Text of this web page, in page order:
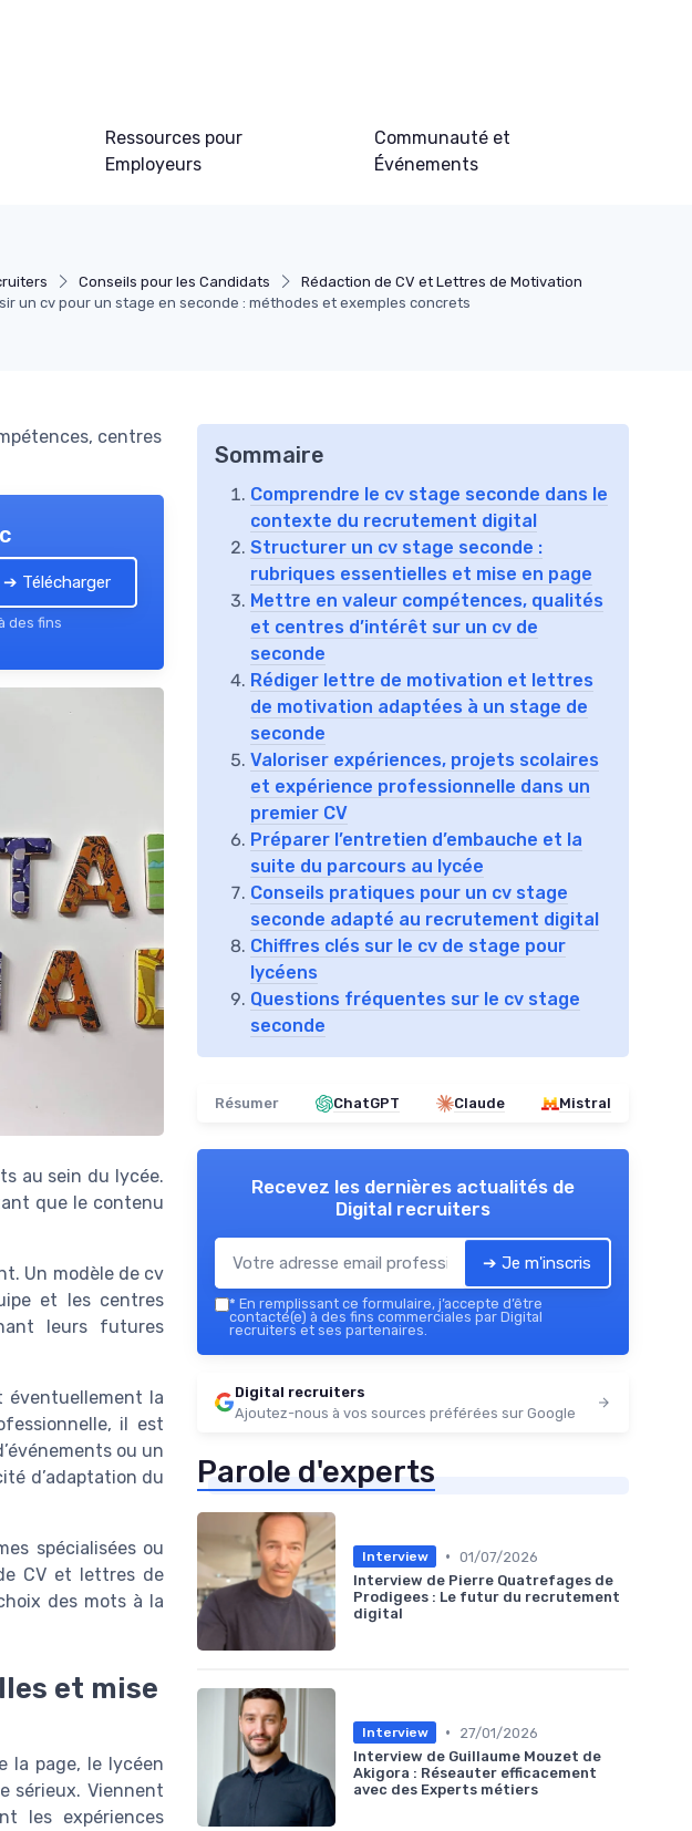
Ressources pour
Employeurs
Communauté et
Événements
Conseils pour les Candidats
Rédaction de CV et Lettres de Motivation
un cv pour un stage en seconde : méthodes et exemples concrets
centres
➔ Télécharger
des fins
au sein du lycée.
que le contenu
Un modèle de cv
et les centres
leurs futures
éventuellement la
il est
ou un
d’adaptation du
spécialisées ou
CV et lettres de
des mots à la
et mise
la page, le lycéen
sérieux. Viennent
les expériences
Sommaire
Comprendre le cv stage seconde dans le
contexte du recrutement digital
Structurer un cv stage seconde :
rubriques essentielles et mise en page
Mettre en valeur compétences, qualités
et centres d’intérêt sur un cv de
seconde
Rédiger lettre de motivation et lettres
de motivation adaptées à un stage de
seconde
Valoriser expériences, projets scolaires
et expérience professionnelle dans un
premier CV
Préparer l’entretien d’embauche et la
suite du parcours au lycée
Conseils pratiques pour un cv stage
seconde adapté au recrutement digital
Chiffres clés sur le cv de stage pour
lycéens
Questions fréquentes sur le cv stage
seconde
Résumer ChatGPT Claude Mistral
Recevez les dernières actualités de
Digital recruiters
➔ Je m'inscris
* En remplissant ce formulaire, j’accepte d’être
contacté(e) à des fins commerciales par Digital
recruiters et ses partenaires.
Digital recruiters
Ajoutez-nous à vos sources préférées sur Google
Parole d'experts
Interview • 01/07/2026
Interview de Pierre Quatrefages de
Prodigees : Le futur du recrutement
digital
Interview •
27/01/2026
Interview de Guillaume Mouzet de
Akigora : Réseauter efficacement
avec des Experts métiers